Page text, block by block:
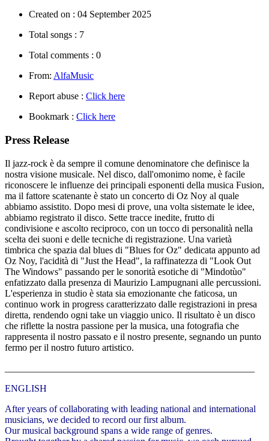
Created on : 04 September 2025
Total songs : 7
Total comments : 0
From: AlfaMusic
Report abuse : Click here
Bookmark : Click here
Press Release
Il jazz-rock è da sempre il comune denominatore che definisce la
nostra visione musicale. Nel disco, dall'omonimo nome, è facile
riconoscere le influenze dei principali esponenti della musica Fusion,
ma il fattore scatenante è stato un concerto di Oz Noy al quale
abbiamo assistito. Dopo mesi di prove, una volta sistemate le idee,
abbiamo registrato il disco. Sette tracce inedite, frutto di
condivisione e ascolto reciproco, con un tocco di personalità nella
scelta dei suoni e delle tecniche di registrazione. Una varietà
timbrica che spazia dal blues di "Blues for Oz" dedicata appunto ad
Oz Noy, l'acidità di "Just the Head", la raffinatezza di "Look Out
The Windows" passando per le sonorità esotiche di "Mindotùo"
enfatizzato dalla presenza di Maurizio Lampugnani alle percussioni.
L'esperienza in studio è stata sia emozionante che faticosa, un
continuo work in progress caratterizzato dalle registrazioni in presa
diretta, rendendo ogni take un viaggio unico. Il risultato è un disco
che riflette la nostra passione per la musica, una fotografia che
rappresenta il nostro passato e il nostro presente, segnando un punto
fermo per il nostro futuro artistico.
ENGLISH
After years of collaborating with leading national and international
musicians, we decided to record our first album.
Our musical background spans a wide range of genres.